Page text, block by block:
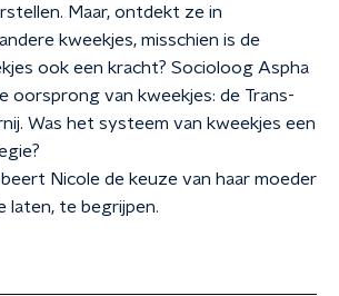
Maar, ontdekt ze in
kweekjes, misschien is de
ook een kracht? Socioloog Aspha
oorsprong van kweekjes: de Trans-
Was het systeem van kweekjes een
Nicole de keuze van haar moeder
laten, te begrijpen.